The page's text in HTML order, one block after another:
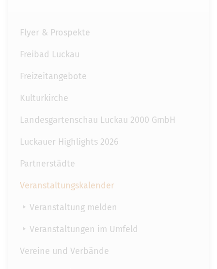
Flyer & Prospekte
Freibad Luckau
Freizeitangebote
Kulturkirche
Landesgartenschau Luckau 2000 GmbH
Luckauer Highlights 2026
Partnerstädte
Veranstaltungskalender
Veranstaltung melden
Veranstaltungen im Umfeld
Vereine und Verbände